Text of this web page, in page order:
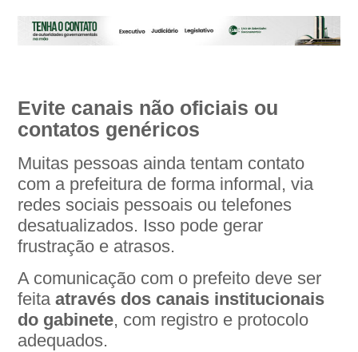
Evite canais não oficiais ou
contatos genéricos
Muitas pessoas ainda tentam contato
com a prefeitura de forma informal, via
redes sociais pessoais ou telefones
desatualizados. Isso pode gerar
frustração e atrasos.
A comunicação com o prefeito deve ser
feitaatravés dos canais institucionais
do gabinete, com registro e protocolo
adequados.